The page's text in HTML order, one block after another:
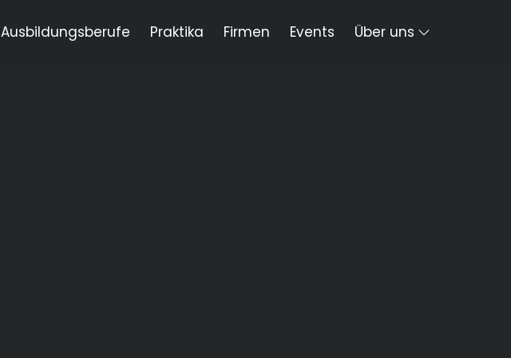
Ausbildungsberufe Praktika Firmen Events Über uns